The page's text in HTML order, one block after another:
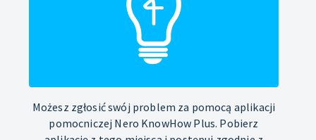
Możesz zgłosić swój problem za pomocą aplikacji
pomocniczej Nero KnowHow Plus. Pobierz